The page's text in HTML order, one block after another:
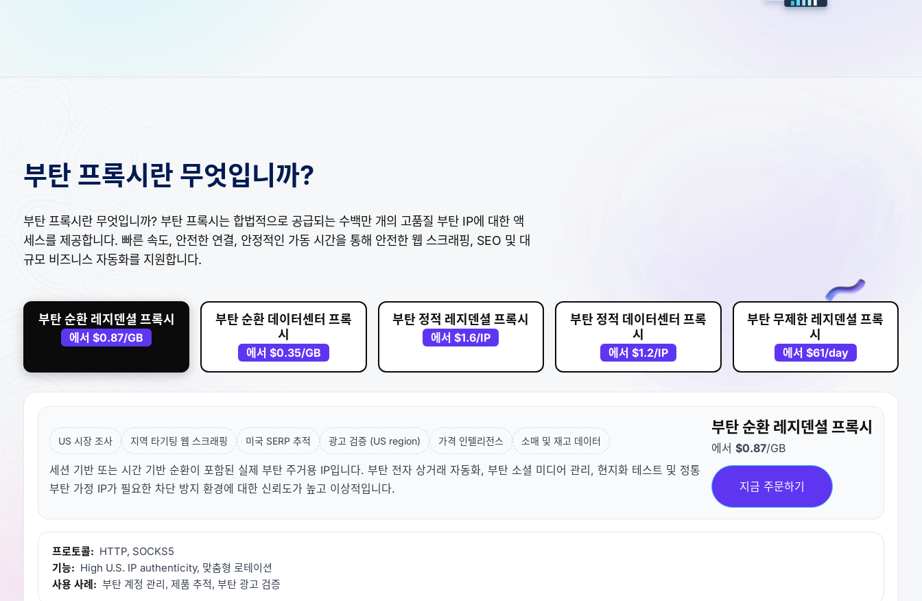
부탄 프록시란 무엇입니까?
부탄 프록시란 무엇입니까? 부탄 프록시는 합법적으로 공급되는 수백만 개의 고품질 부탄 IP에 대한 액
세스를 제공합니다. 빠른 속도, 안전한 연결, 안정적인 가동 시간을 통해 안전한 웹 스크래핑, SEO 및 대
규모 비즈니스 자동화를 지원합니다.
부탄 순환 레지덴셜 프록시
에서$0.87/GB
부탄 순환 데이터센터 프록
시
에서$0.35/GB
부탄 정적 레지덴셜 프록시
에서$1.6/IP
부탄 정적 데이터센터 프록
시
에서 $1.2/IP
부탄 무제한 레지덴셜 프록
시
에서 $61/day
US 시장 조사 지역 타기팅 웹 스크래핑 미국 SERP 추적 광고 검증 (US region) 가격 인텔리전스 소매 및 재고 데이터
세션 기반 또는 시간 기반 순환이 포함된 실제 부탄 주거용 IP입니다. 부탄 전자 상거래 자동화, 부탄 소셜 미디어 관리, 현지화 테스트 및 정통
부탄 가정 IP가 필요한 차단 방지 환경에 대한 신뢰도가 높고 이상적입니다.
부탄 순환 레지덴셜 프록시
에서 $0.87/GB
지금 주문하기
프로토콜: HTTP, SOCKS5
기능: High U.S. IP authenticity, 맞춤형 로테이션
사용 사례: 부탄 계정 관리, 제품 추적, 부탄 광고 검증